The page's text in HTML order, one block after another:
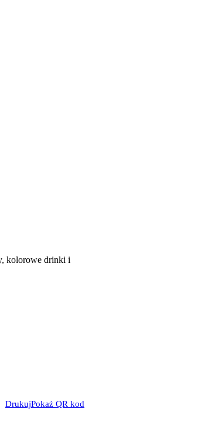
kolorowe drinki i
DrukujPokaż QR kod